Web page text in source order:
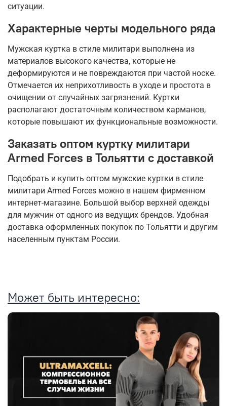
ситуации.
Характерные черты модельного ряда
Мужская куртка в стиле милитари выполнена из
материалов высокого качества, которые не
деформируются и не повреждаются при частой носке.
Отмечается их неприхотливость в уходе и простота в
очищении от случайных загрязнений. Куртки
располагают достаточным количеством карманов,
которые повышают их функциональные возможности.
Заказать оптом куртку милитари
Armed Forces в Тольятти с доставкой
Подобрать и купить оптом мужские куртки в стиле
милитари Armed Forces можно в нашем фирменном
интернет-магазине. Большой выбор верхней одежды
для мужчин от одного из ведущих брендов. Удобная
доставка оформленных покупок по Тольятти и другим
населенным пунктам России.
Может быть интересно: